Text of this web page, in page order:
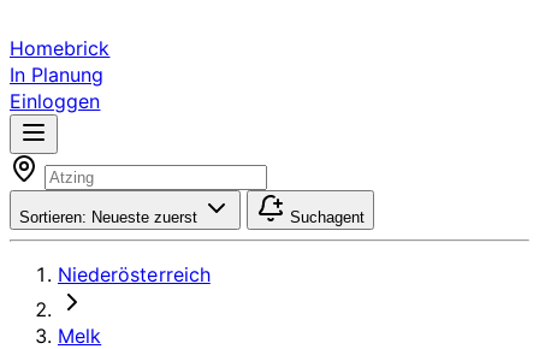
Homebrick
In Planung
Einloggen
Sortieren: Neueste zuerst Suchagent
Niederösterreich
Melk